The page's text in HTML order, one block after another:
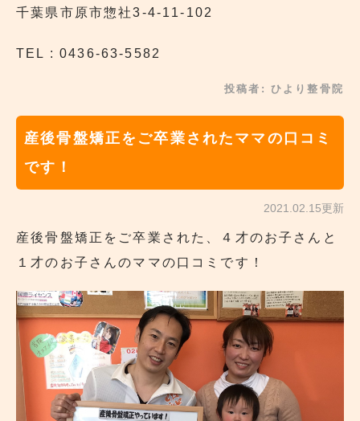
千葉県市原市惣社3-4-11-102
TEL : 0436-63-5582
投稿者: ひより整骨院
産後骨盤矯正をご卒業されたママの口コミ
です！
2021.02.15更新
産後骨盤矯正をご卒業された、４才のお子さんと
１才のお子さんのママの口コミです！